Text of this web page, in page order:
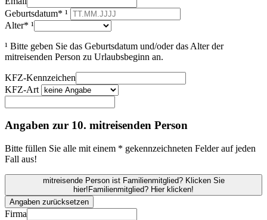
Geburtsdatum* ¹
Alter* ¹
¹ Bitte geben Sie das Geburtsdatum und/oder das Alter der
mitreisenden Person zu Urlaubsbeginn an.
KFZ-Kennzeichen
KFZ-Art
Angaben zur 10. mitreisenden Person
Bitte füllen Sie alle mit einem * gekennzeichneten Felder auf jeden
Fall aus!
mitreisende Person ist Familienmitglied? Klicken Sie
hier! Familienmitglied? Hier klicken!
Angaben zurücksetzen
Firma